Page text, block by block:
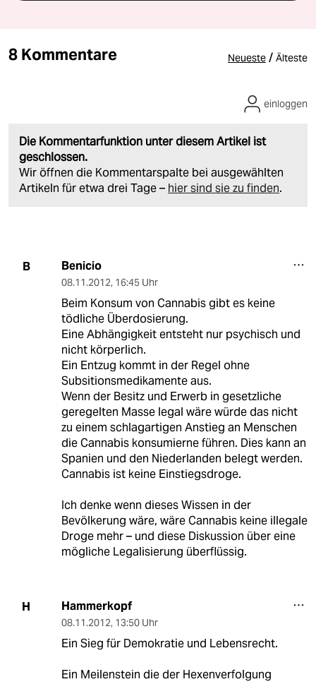
8 Kommentare Neueste / Älteste
Die Kommentarfunktion unter diesem Artikel ist
geschlossen.
Wir öffnen die Kommentarspalte bei ausgewählten
Artikeln für etwa drei Tage – hier sind sie zu finden.
einloggen
B Benicio
08.11.2012, 16:45 Uhr
Beim Konsum von Cannabis gibt es keine
tödliche Überdosierung.
Eine Abhängigkeit entsteht nur psychisch und
nicht körperlich.
Ein Entzug kommt in der Regel ohne
Subsitionsmedikamente aus.
Wenn der Besitz und Erwerb in gesetzliche
geregelten Masse legal wäre würde das nicht
zu einem schlagartigen Anstieg an Menschen
die Cannabis konsumierne führen. Dies kann an
Spanien und den Niederlanden belegt werden.
Cannabis ist keine Einstiegsdroge.
Ich denke wenn dieses Wissen in der
Bevölkerung wäre, wäre Cannabis keine illegale
Droge mehr – und diese Diskussion über eine
mögliche Legalisierung überflüssig.
H Hammerkopf
08.11.2012, 13:50 Uhr
Ein Sieg für Demokratie und Lebensrecht.
Ein Meilenstein die der Hexenverfolgung